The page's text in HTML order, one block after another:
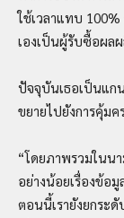
ใช้เวลาแทบ
เองเป็นผู้รับซื้อผล
ปัจจุบันเธอเป็นแก
ขยายไปยังการคุ้ม
“โดยภาพรวมในน
อย่างน้อยเรื่องข้อ
ตอนนี้เรายังยกระดั